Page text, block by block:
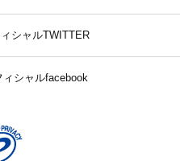
シャルTWITTER
ィシャルfacebook